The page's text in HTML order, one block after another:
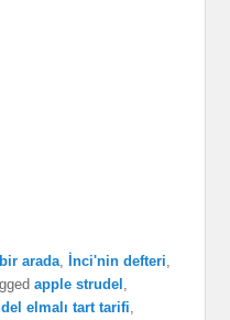
arada ,İnci'nin defteri
apple strudel
elmalı tart tarifi